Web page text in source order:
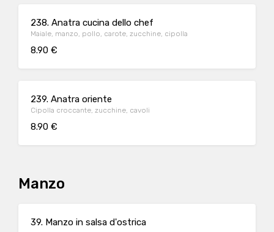
238. Anatra cucina dello chef
Maiale, manzo, pollo, carote, zucchine, cipolla
8.90 €
239. Anatra oriente
Cipolla croccante, zucchine, cavoli
8.90 €
Manzo
39. Manzo in salsa d'ostrica